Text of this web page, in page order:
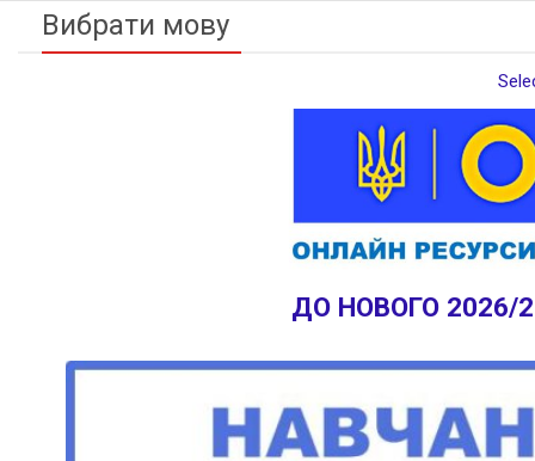
Вибрати мову
ДО НОВОГО 2026/